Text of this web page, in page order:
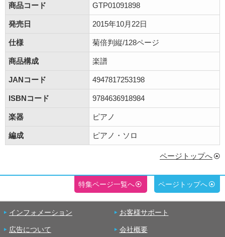
商品コード
GTP01091898
発売日 2015年10月22日
仕様 菊倍判縦/128ページ
商品構成 楽譜
JANコード 4947817253198
ISBNコード 9784636918984
楽器 ピアノ
編成 ピアノ・ソロ
ページトップへ
特集ページ一覧へ ページトップへ
インフォメーション お客様サポート
広告について 会社概要